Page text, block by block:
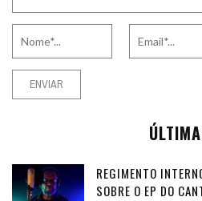
REGIMENTO
SOBRE O EP DO